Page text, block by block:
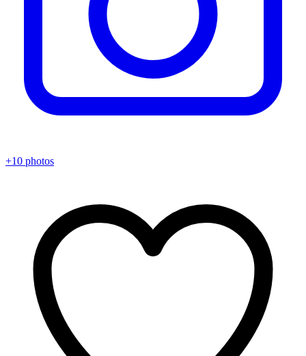
+10 photos